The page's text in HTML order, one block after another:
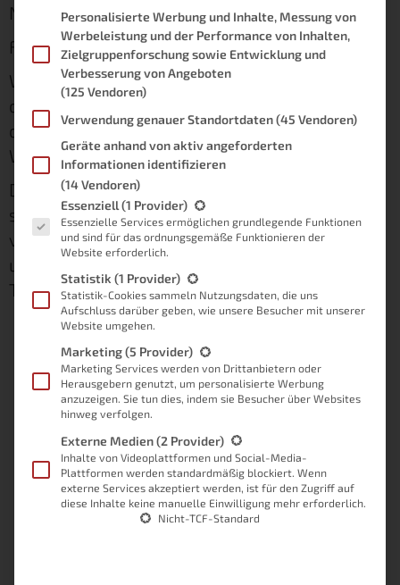
Nutzen?
Falsch gedacht!
Was machst du denn, wenn die Speicherkarte
deines Raspberry Pis
dein Zuhause plötzlich im wahrsten Sinne des
Wortes hirnlos ist?
Du wirst ganz schön blöd aus der Wäsche
schauen, das kann ich dir versprechen. Denn
viele der Einstellungen wiederherstellen kann
unter Umständen Stunden, wenn nicht sogar
Tage an Arbeit bedeuten.
Raspberry Pi als Smarthome-
Personalisierte Werbung und Inhalte, Messung von
Werbeleistung und der Performance von Inhalten,
Zielgruppenforschung sowie Entwicklung und
Verbesserung von Angeboten
(125 Vendoren)
Verwendung genauer Standortdaten(45 Vendoren)
Geräte anhand von aktiv angeforderten
Informationen identifizieren
(14 Vendoren)
Es folgt eine Liste der Service-Gruppen, für die eine
Essenziell(1 Provider)
Essenzielle Services ermöglichen grundlegende Funktionen
und sind für das ordnungsgemäße Funktionieren der
Website erforderlich.
Statistik (1 Provider)
Statistik-Cookies sammeln Nutzungsdaten, die uns
Aufschluss darüber geben, wie unsere Besucher mit unserer
Website umgehen.
Marketing(5 Provider)
Marketing Services werden von Drittanbietern oder
Herausgebern genutzt, um personalisierte Werbung
anzuzeigen. Sie tun dies, indem sie Besucher über Websites
hinweg verfolgen.
Externe Medien(2 Provider)
Inhalte von Videoplattformen und Social-Media-
Plattformen werden standardmäßig blockiert. Wenn
externe Services akzeptiert werden, ist für den Zugriff auf
diese Inhalte keine manuelle Einwilligung mehr erforderlich.
Nicht-TCF-Standard